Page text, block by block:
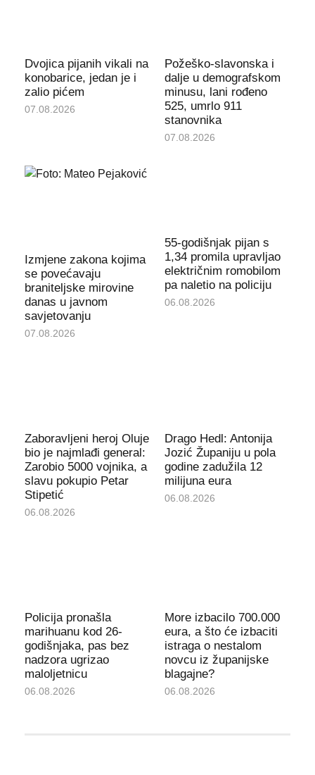
Dvojica pijanih vikali na
konobarice, jedan je i
zalio pićem
07.08.2026
Požeško-slavonska i
dalje u demografskom
minusu, lani rođeno
525, umrlo 911
stanovnika
07.08.2026
Izmjene zakona kojima
se povećavaju
braniteljske mirovine
danas u javnom
savjetovanju
07.08.2026
55-godišnjak pijan s
1,34 promila upravljao
električnim romobilom
pa naletio na policiju
06.08.2026
Zaboravljeni heroj Oluje
bio je najmlađi general:
Zarobio 5000 vojnika, a
slavu pokupio Petar
Stipetić
06.08.2026
Drago Hedl: Antonija
Jozić Županiju u pola
godine zadužila 12
milijuna eura
06.08.2026
Policija pronašla
marihuanu kod 26-
godišnjaka, pas bez
nadzora ugrizao
maloljetnicu
06.08.2026
More izbacilo 700.000
eura, a što će izbaciti
istraga o nestalom
novcu iz županijske
blagajne?
06.08.2026